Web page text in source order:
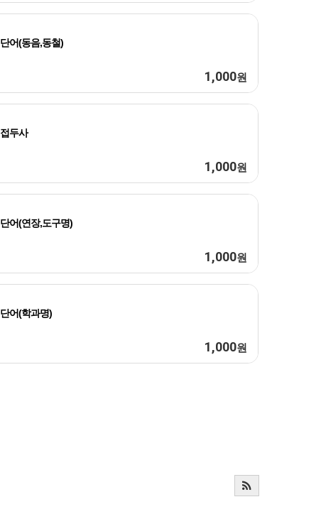
단어(동음,동철)
1,000원
접두사
1,000원
단어(연장,도구명)
1,000원
단어(학과명)
1,000원